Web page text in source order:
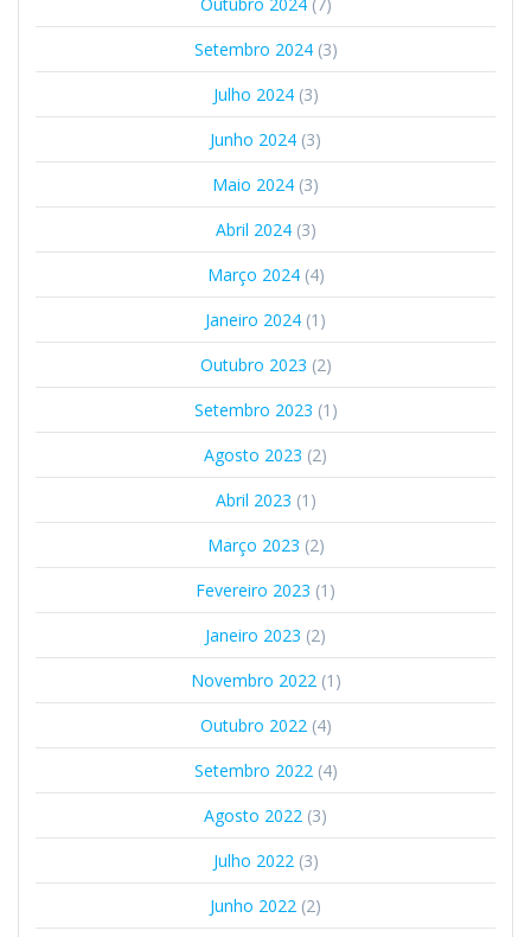
Setembro 2024(3)
Julho 2024(3)
Junho 2024 (3)
Maio 2024 (3)
Abril 2024(3)
Março 2024(4)
Janeiro 2024 (1)
Outubro 2023 (2)
Setembro 2023 (1)
Agosto 2023 (2)
Abril 2023 (1)
Março 2023 (2)
Fevereiro 2023 (1)
Janeiro 2023 (2)
Novembro 2022(1)
Outubro 2022(4)
Setembro 2022(4)
Agosto 2022 (3)
Julho 2022(3)
Junho 2022 (2)